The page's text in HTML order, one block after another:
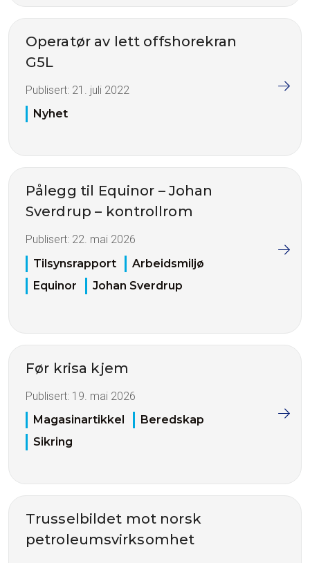
Operatør av lett offshorekran
G5L
Publisert: 21. juli 2022
Nyhet
Pålegg til Equinor – Johan
Sverdrup – kontrollrom
Publisert: 22. mai 2026
Tilsynsrapport
Arbeidsmiljø
Equinor
Johan Sverdrup
Før krisa kjem
Publisert: 19. mai 2026
Magasinartikkel
Beredskap
Sikring
Trusselbildet mot norsk
petroleumsvirksomhet